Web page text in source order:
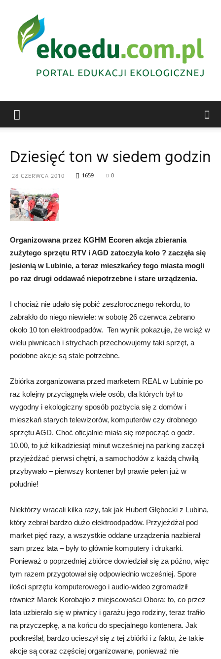
Dziesięć ton w siedem godzin
28 CZERWCA 2010 1659 0
Organizowana przez KGHM Ecoren akcja zbierania
zużytego sprzętu RTV i AGD zatoczyła koło ? zaczęła się
jesienią w Lubinie, a teraz mieszkańcy tego miasta mogli
po raz drugi oddawać niepotrzebne i stare urządzenia.
I chociaż nie udało się pobić zeszłorocznego rekordu, to
zabrakło do niego niewiele: w sobotę 26 czerwca zebrano
około 10 ton elektroodpadów. Ten wynik pokazuje, że wciąż w
wielu piwnicach i strychach przechowujemy taki sprzęt, a
podobne akcje są stale potrzebne.
Zbiórka zorganizowana przed marketem REAL w Lubinie po
raz kolejny przyciągnęła wiele osób, dla których był to
wygodny i ekologiczny sposób pozbycia się z domów i
mieszkań starych telewizorów, komputerów czy drobnego
sprzętu AGD. Choć oficjalnie miała się rozpocząć o godz.
10.00, to już kilkadziesiąt minut wcześniej na parking zaczęli
przyjeżdżać pierwsi chętni, a samochodów z każdą chwilą
przybywało – pierwszy kontener był prawie pełen już w
południe!
Niektórzy wracali kilka razy, tak jak Hubert Głębocki z Lubina,
który zebrał bardzo dużo elektroodpadów. Przyjeżdżał pod
market pięć razy, a wszystkie oddane urządzenia nazbierał
sam przez lata – były to głównie komputery i drukarki.
Ponieważ o poprzedniej zbiórce dowiedział się za późno, więc
tym razem przygotował się odpowiednio wcześniej. Spore
ilości sprzętu komputerowego i audio-wideo zgromadził
również Marek Korobajło z miejscowości Obora: to, co przez
lata uzbierało się w piwnicy i garażu jego rodziny, teraz trafiło
na przyczepkę, a na końcu do specjalnego kontenera. Jak
podkreślał, bardzo ucieszył się z tej zbiórki i z faktu, że takie
akcje są coraz częściej organizowane, ponieważ nie